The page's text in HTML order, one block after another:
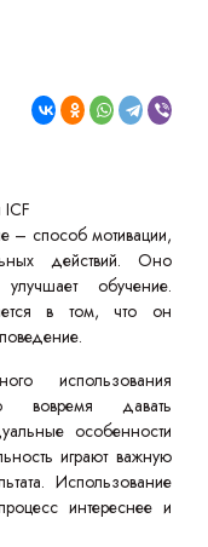
ICF
– способ мотивации,
действий. Оно
обучение.
в том, что он
использования
вовремя давать
особенности
играют важную
Использование
интереснее и